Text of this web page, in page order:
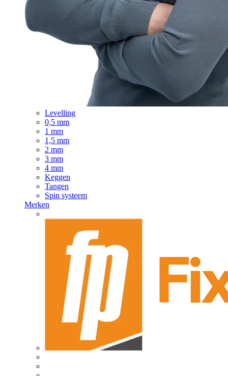
Levelling
0,5 mm
1 mm
1,5 mm
2 mm
3 mm
4 mm
Keggen
Tangen
Spin systeem
Merken